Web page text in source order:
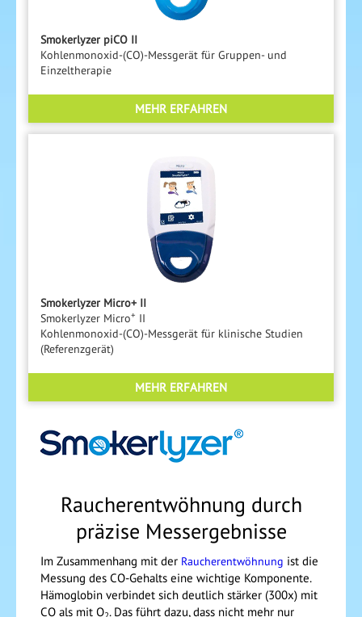
Smokerlyzer piCO II
Kohlenmonoxid-(CO)-Messgerät für Gruppen- und
Einzeltherapie
MEHR ERFAHREN
Smokerlyzer Micro+ II
Smokerlyzer Micro+ II
Kohlenmonoxid-(CO)-Messgerät für klinische Studien
(Referenzgerät)
MEHR ERFAHREN
Raucherentwöhnung durch
präzise Messergebnisse
Im Zusammenhang mit der Raucherentwöhnung ist die
Messung des CO-Gehalts eine wichtige Komponente.
Hämoglobin verbindet sich deutlich stärker (300x) mit
CO als mit O . Das führt dazu, dass nicht mehr nur